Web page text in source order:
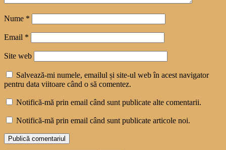
Nume *
Email *
Site web
Salvează-mi numele, emailul și site-ul web în acest navigator
pentru data viitoare când o să comentez.
Notifică-mă prin email când sunt publicate alte comentarii.
Notifică-mă prin email când sunt publicate articole noi.